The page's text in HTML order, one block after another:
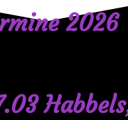
2026